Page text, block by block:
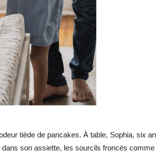
tiède de pancakes. À table, Sophia, six
son assiette, les sourcils froncés comme